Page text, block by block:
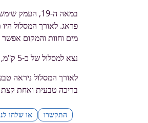
במאה ה-19,
פראג. לאורך המסלול
מים וחוות והמקום אפשר
נצא למסלול של כ-5 ק"מ, כשעה וחצי.
לאורך המסלול ניראה
בריכה טבעית ואחת קצת
התקשרו או שלחו